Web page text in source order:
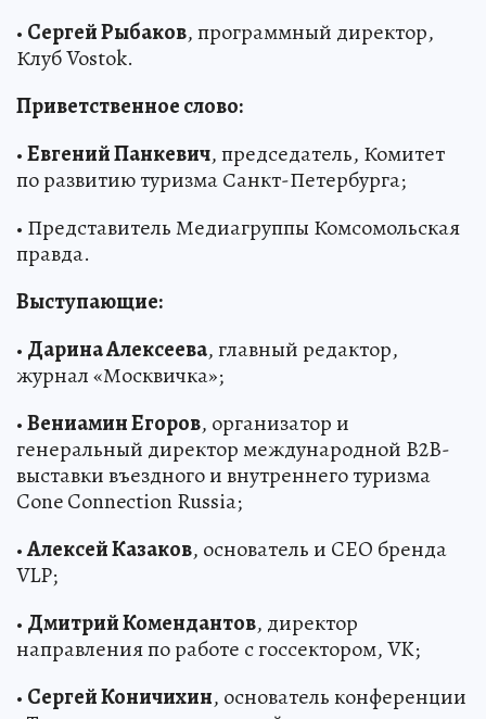
• Сергей Рыбаков, программный директор,
Клуб Vostok.
Приветственное слово:
•Евгений Панкевич, председатель, Комитет
по развитию туризма Санкт-Петербурга;
• Представитель Медиагруппы Комсомольская
правда.
Выступающие:
• Дарина Алексеева, главный редактор,
журнал «Москвичка»;
•Вениамин Егоров, организатор и
генеральный директор международной B2B-
выставки въездного и внутреннего туризма
Cone Connection Russia;
•Алексей Казаков, основатель и CEO бренда
VLP;
• Дмитрий Комендантов, директор
направления по работе с госсектором, VK;
• Сергей Коничихин, основатель конференции